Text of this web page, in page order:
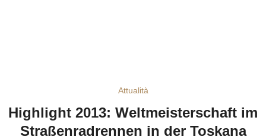
Attualità
Highlight 2013: Weltmeisterschaft im
Straßenradrennen in der Toskana